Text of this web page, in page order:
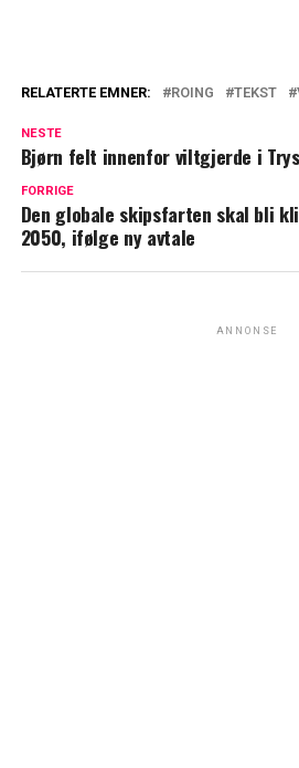
RELATERTE EMNER: ROING TEKST
NESTE
Bjørn felt innenfor viltgjerde i
FORRIGE
Den globale skipsfarten skal bli
2050, ifølge ny avtale
ANNONSE